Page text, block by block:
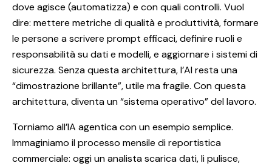
dove agisce (automatizza) e con quali controlli. Vuol
dire: mettere metriche di qualità e produttività, formare
le persone a scrivere prompt efficaci, definire ruoli e
responsabilità su dati e modelli, e aggiornare i sistemi di
sicurezza. Senza questa architettura, l’AI resta una
“dimostrazione brillante”, utile ma fragile. Con questa
architettura, diventa un “sistema operativo” del lavoro.
Torniamo all’IA agentica con un esempio semplice.
Immaginiamo il processo mensile di reportistica
commerciale: oggi un analista scarica dati, li pulisce,